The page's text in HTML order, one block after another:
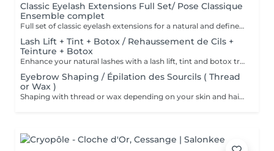
Classic Eyelash Extensions Full Set/ Pose Classique
Ensemble complet
Full set of classic eyelash extensions for a natural and defined look. One extension is applied to each natural lash to enhance length and beauty while maintaining a natural effect. Pose complète d'extensions de cils classiques pour un regard naturel et défini. Une extension est appliquée sur chaque cil naturel afin d'apporter longueur et élégance tout en conservant un effet naturel.
Lash Lift + Tint + Botox / Rehaussement de Cils +
Teinture + Botox
Enhance your natural lashes with a lash lift, tint and botox treatment. This service curls, darkens and nourishes your natural lashes, creating a longer, fuller and more defined look without eyelash extensions. Results last approximately 68 weeks. Sublimez vos cils naturels grâce à un rehaussement de cils, une teinture et un soin botox. Cette prestation recourbe, colore et nourrit les cils naturels pour un regard plus intense, des cils visiblement plus longs et plus volumineux, sans extensions. Les résultats durent environ 6 à 8 semaines
Eyebrow Shaping / Épilation des Sourcils ( Thread
or Wax )
Shaping with thread or wax depending on your skin and hair type. * Restructuration des sourcils au fil ou à la cire selon votre peau et votre pilosité